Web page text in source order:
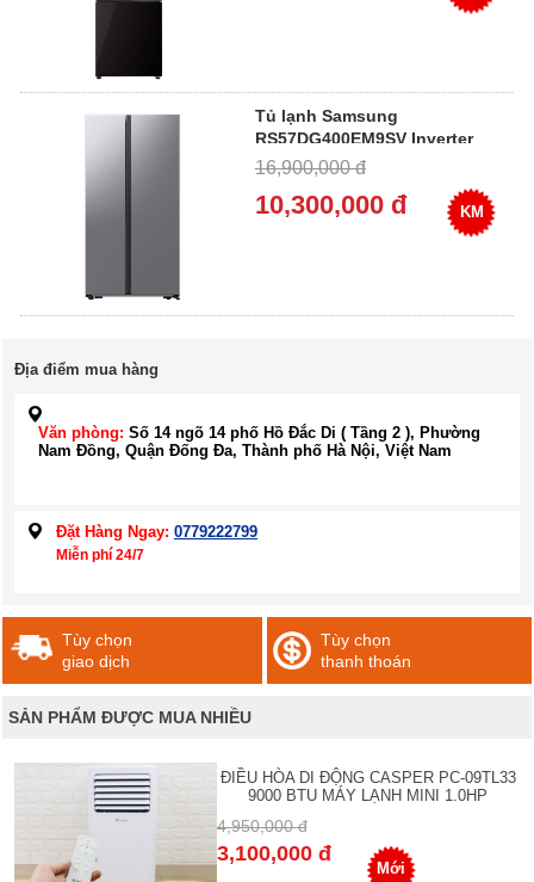
Tủ lạnh Samsung
RS57DG400EM9SV Inverter
583 lít Side By Side
16,900,000 đ
10,300,000 đ KM
Địa điểm mua hàng
Văn phòng: Số 14 ngõ 14 phố Hồ Đắc Di ( Tầng 2 ), Phường
Nam Đồng, Quận Đống Đa, Thành phố Hà Nội, Việt Nam
Đặt Hàng Ngay: 0779222799
Miễn phí 24/7
Tùy chọn
giao dịch
Tùy chọn
thanh thoán
SẢN PHẨM ĐƯỢC MUA NHIỀU
ĐIỀU HÒA DI ĐỘNG CASPER PC-09TL33
9000 BTU MÁY LẠNH MINI 1.0HP
4,950,000 đ
3,100,000 đ
Mới